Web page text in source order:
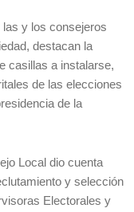
y los consejeros
destacan la
casillas a instalarse,
de las elecciones
de la
Local dio cuenta
y selección
Electorales y